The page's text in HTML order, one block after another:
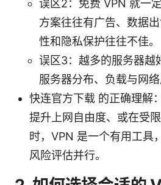
误区2：免费 VPN 就一
方案往往有广告、数据
性和隐私保护往往不佳。
误区3：越多的服务器越
服务器分布、负载与网络
快连官方下载 的正确理解
提升上网自由度、或在受
时，VPN 是一个有用工具
风险评估并行。